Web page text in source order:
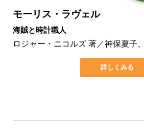
モーリス・ラヴェル
海賊と時計職人
ロジャー・ニコルズ 著／神保夏子
詳しくみる